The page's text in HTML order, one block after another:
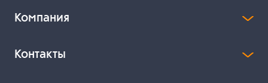
Компания
Контакты